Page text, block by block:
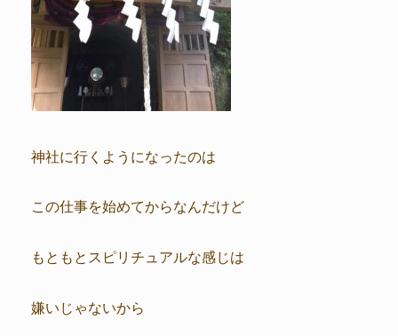
神社に行くようになったのは
この仕事を始めてからなんだけど
もともとスピリチュアルな感じは
嫌いじゃないから